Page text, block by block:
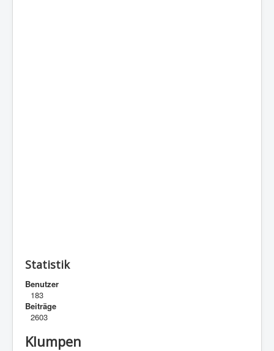
Statistik
Benutzer
183
Beiträge
2603
Klumpen